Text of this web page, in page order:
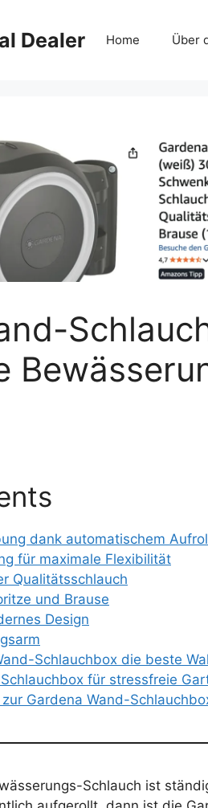
Dealer Home Über
dank automatischem
für maximale Flexibilität
Qualitätsschlauch
und Brause
Design
Schlauchbox die beste
für stressfreie
Gardena Wand-
Schlauch ist